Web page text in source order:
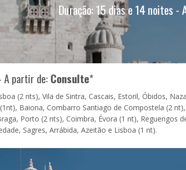
Duração: 15 dias e 14 noites -
A partir de:Consulte*
(2 nts), Vila de Sintra, Cascais, Estoril, Óbidos,
Baiona, Combarro Santiago de Compostela (2
Porto (2 nts), Coimbra, Évora (1 nt), Reguengos
Sagres, Arrábida, Azeitão e Lisboa (1 nt).